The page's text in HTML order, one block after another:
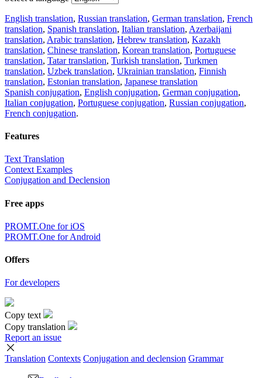
English translation, Russian translation, German translation, French
translation, Spanish translation, Italian translation, Azerbaijani
translation, Arabic translation, Hebrew translation, Kazakh
translation, Chinese translation, Korean translation, Portuguese
translation, Tatar translation, Turkish translation, Turkmen
translation, Uzbek translation, Ukrainian translation, Finnish
translation, Estonian translation, Japanese translation
Spanish conjugation, English conjugation, German conjugation,
Italian conjugation, Portuguese conjugation, Russian conjugation,
French conjugation.
Features
Text Translation
Context Examples
Conjugation and Declension
Free apps
PROMT.One for iOS
PROMT.One for Android
Offers
For developers
Copy text
Copy translation
Report an issue
Translation Contexts Conjugation and declension Grammar